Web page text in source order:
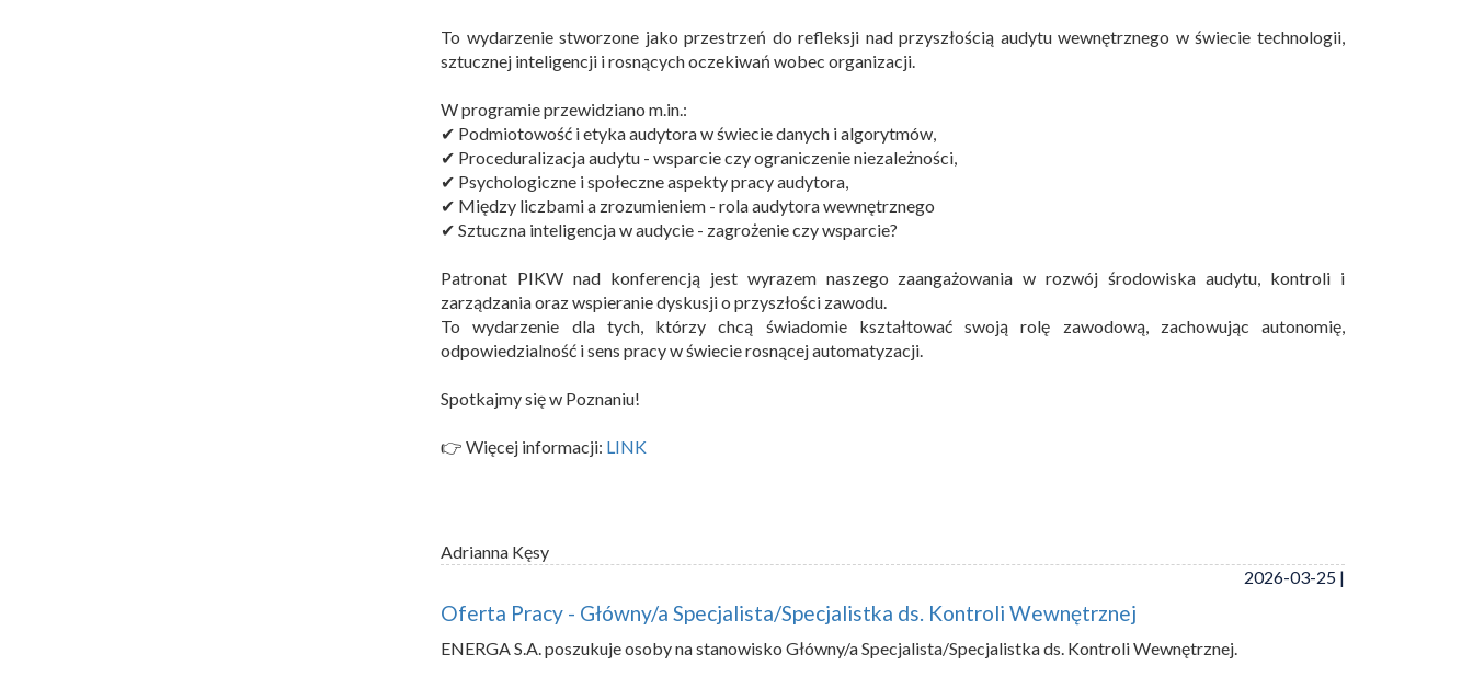
To wydarzenie stworzone jako przestrzeń do refleksji nad przyszłością audytu wewnętrznego w świecie technologii,
sztucznej inteligencji i rosnących oczekiwań wobec organizacji.
W programie przewidziano m.in.:
✔ Podmiotowość i etyka audytora w świecie danych i algorytmów,
✔ Proceduralizacja audytu - wsparcie czy ograniczenie niezależności,
✔ Psychologiczne i społeczne aspekty pracy audytora,
✔ Między liczbami a zrozumieniem - rola audytora wewnętrznego
✔ Sztuczna inteligencja w audycie - zagrożenie czy wsparcie?
Patronat PIKW nad konferencją jest wyrazem naszego zaangażowania w rozwój środowiska audytu, kontroli i
zarządzania oraz wspieranie dyskusji o przyszłości zawodu.
To wydarzenie dla tych, którzy chcą świadomie kształtować swoją rolę zawodową, zachowując autonomię,
odpowiedzialność i sens pracy w świecie rosnącej automatyzacji.
Spotkajmy się w Poznaniu!
👉 Więcej informacji: LINK
Adrianna Kęsy
2026-03-25 |
Oferta Pracy - Główny/a Specjalista/Specjalistka ds. Kontroli Wewnętrznej
ENERGA S.A. poszukuje osoby na stanowisko Główny/a Specjalista/Specjalistka ds. Kontroli Wewnętrznej.